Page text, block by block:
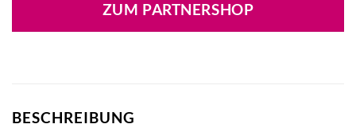
ZUM PARTNERSHOP
BESCHREIBUNG